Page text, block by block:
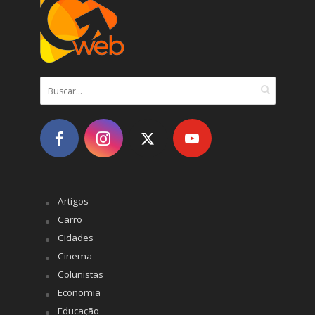
Artigos
Carro
Cidades
Cinema
Colunistas
Economia
Educação